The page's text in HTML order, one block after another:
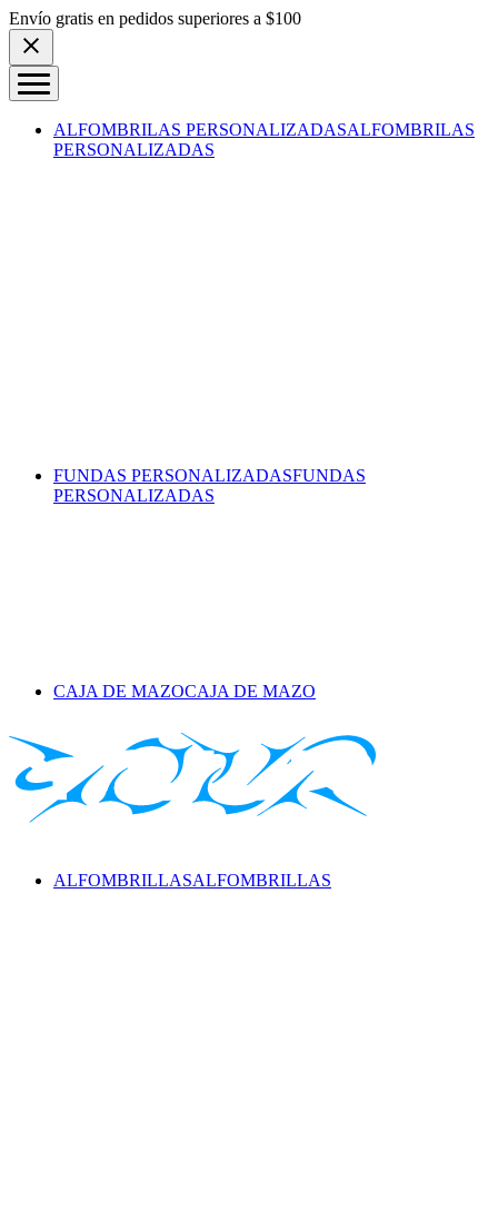
Skip to content
Envío gratis en pedidos superiores a $100
ALFOMBRILAS PERSONALIZADASALFOMBRILAS
PERSONALIZADAS
FUNDAS PERSONALIZADASFUNDAS
PERSONALIZADAS
CAJA DE MAZOCAJA DE MAZO
ALFOMBRILLASALFOMBRILLAS